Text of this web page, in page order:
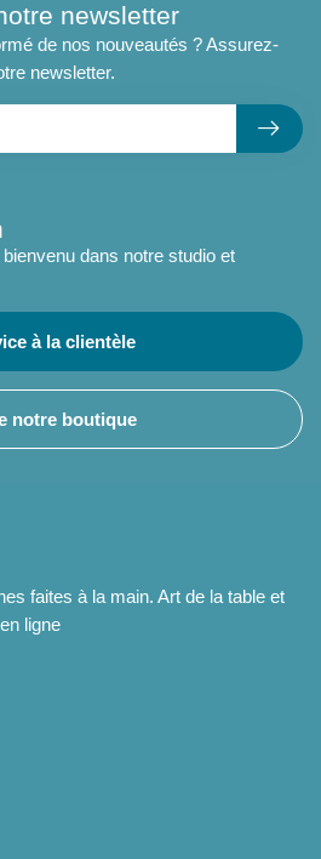
dans notre studio et
à la clientèle
notre boutique
newsletter
de nos nouveautés ? Assurez-
newsletter.
faites à la main. Art de la table et
ligne